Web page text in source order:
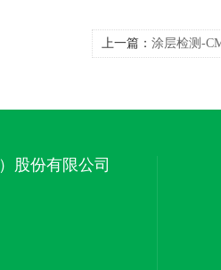
上一篇： 涂层检测-
股份有限公司